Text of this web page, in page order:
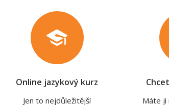
Online jazykový kurz
Jen to nejdůležitější
Máte ji